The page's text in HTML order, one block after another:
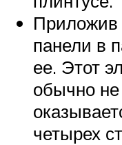
Приложив
панели в
ее. Этот
обычно не
четырех